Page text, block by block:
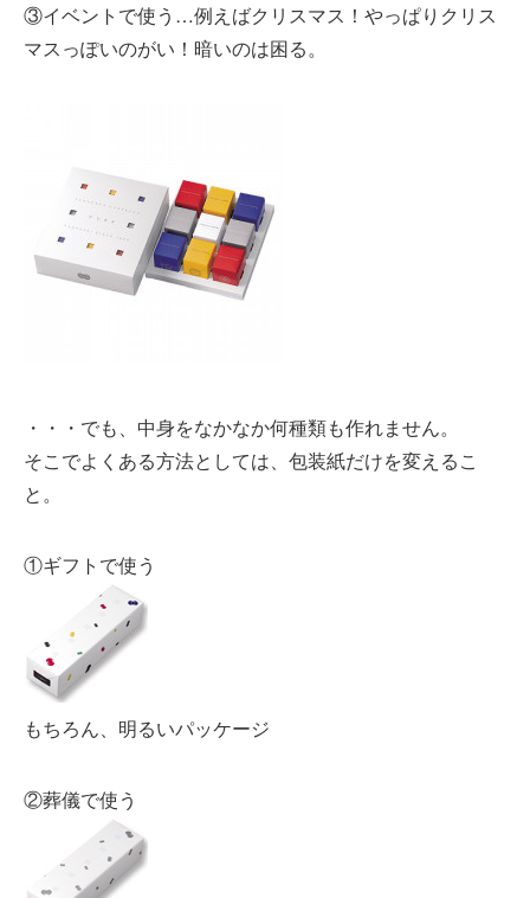
③イベントで使う…例えばクリスマス！やっぱりクリス
マスっぽいのがい！暗いのは困る。
・・・でも、中身をなかなか何種類も作れません。
そこでよくある方法としては、包装紙だけを変えるこ
と。
①ギフトで使う
もちろん、明るいパッケージ
②葬儀で使う